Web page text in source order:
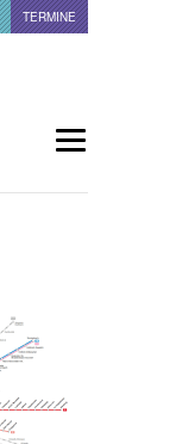
TERMINE